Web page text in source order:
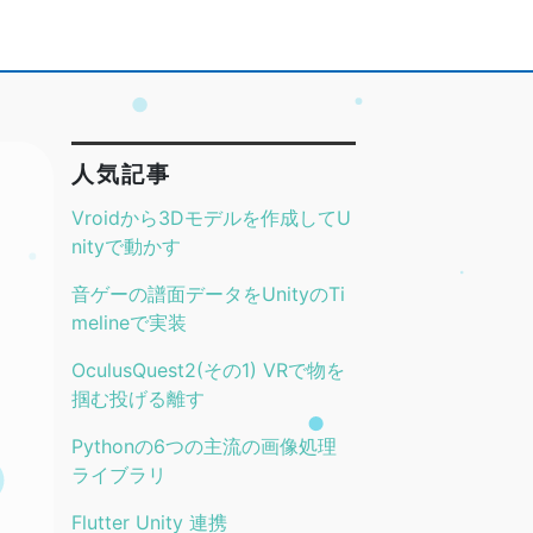
人気記事
Vroidから3Dモデルを作成してU
nityで動かす
音ゲーの譜面データをUnityのTi
melineで実装
OculusQuest2(その1) VRで物を
掴む投げる離す
Pythonの6つの主流の画像処理
ライブラリ
Flutter Unity 連携